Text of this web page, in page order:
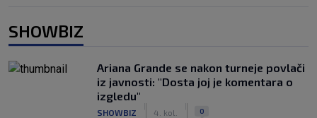
SHOWBIZ
Ariana Grande se nakon turneje povlači
iz javnosti: "Dosta joj je komentara o
izgledu"
SHOWBIZ 4. kol. 0